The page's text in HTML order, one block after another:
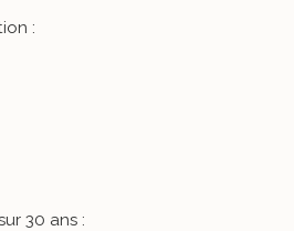
:
30 ans :